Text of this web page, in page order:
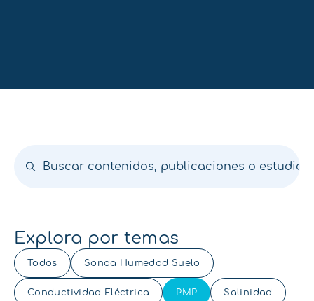
Explora por temas
Todos Sonda Humedad Suelo
Conductividad Eléctrica PMP Salinidad